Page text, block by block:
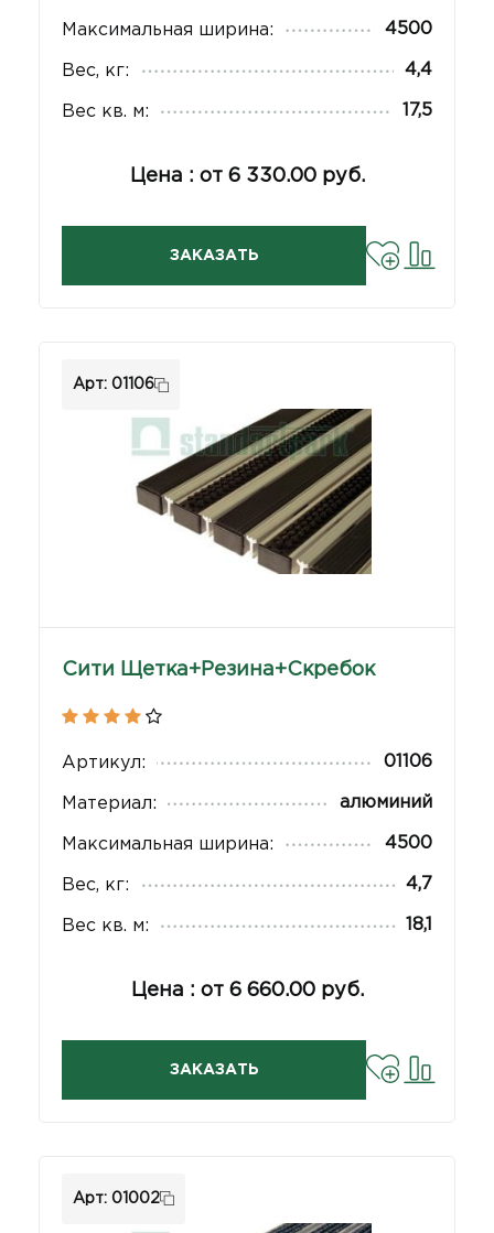
Максимальная ширина: 4500
Вес, кг: 4,4
Вес кв. м: 17,5
Цена : от 6 330.00 руб.
ЗАКАЗАТЬ
Арт: 01106
Сити Щетка+Резина+Скребок
Артикул: 01106
Материал: алюминий
Максимальная ширина: 4500
Вес, кг: 4,7
Вес кв. м: 18,1
Цена : от 6 660.00 руб.
ЗАКАЗАТЬ
Арт: 01002